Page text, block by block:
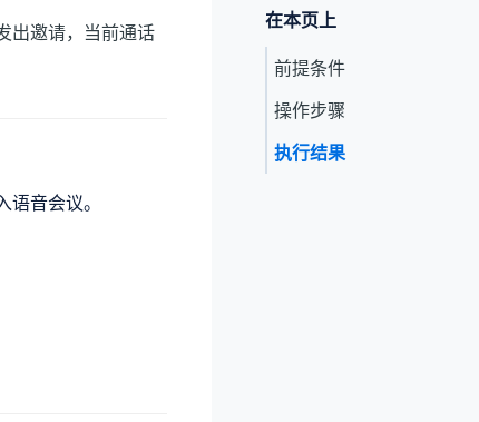
出邀请，当前通话
音会议。
在本页上
前提条件
操作步骤
执行结果